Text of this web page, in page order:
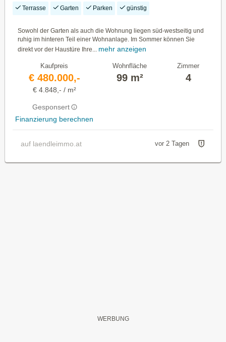
Terrasse Garten Parken günstig
Sowohl der Garten als auch die Wohnung liegen süd-westseitig und
ruhig im hinteren Teil einer Wohnanlage. Im Sommer können Sie
direkt vor der Haustüre Ihre...
mehr anzeigen
Kaufpreis
€ 480.000,-
€ 4.848,- / m²
Gesponsert
Finanzierung berechnen
Wohnfläche
99 m²
Zimmer
4
auf laendleimmo.at vor 2 Tagen